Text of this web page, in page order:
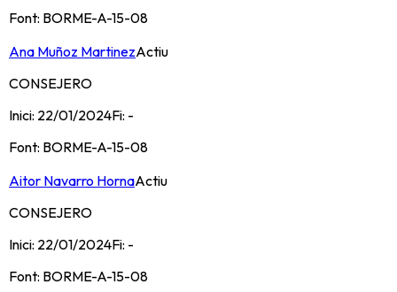
Font: BORME-A-15-08
Ana Muñoz MartinezActiu
CONSEJERO
Inici: 22/01/2024Fi: -
Font: BORME-A-15-08
Aitor Navarro HornaActiu
CONSEJERO
Inici: 22/01/2024Fi: -
Font: BORME-A-15-08